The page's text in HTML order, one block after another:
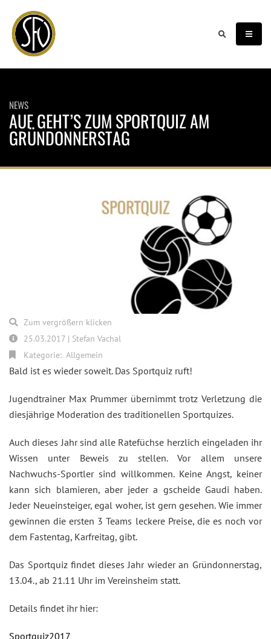
NEWS
AUF GEHT’S ZUM SPORTQUIZ AM
GRÜNDONNERSTAG
Bald ist es wieder soweit. Das Sportquiz ruft!
Jugendtrainer Max Prummer übernimmt trotz Verletzung die
diesjährige Moderation des traditionellen Sportquizes.
Auch dieses Jahr sind alle Ratefüchse herzlich eingeladen ihr
Wissen unter Beweis zu stellen. Vor allem unsere
Nachwuchs-Sportler sind willkommen. Keine Angst, keiner
kann sich blamieren, aber jeder a gscheide Gaudi haben.
Jeder Neueinsteiger, egal woher, ist gern gesehen. Wie immer
gewinnen die ersten 3 Teams leckere Preise, die es noch vor
dem Fastentag, Karfreitag, gibt.
Das Sportquiz findet dieses Jahr wieder an Gründonnerstag,
13.04., ab 21.11 Uhr im Vereinsheim statt.
Details findet ihr hier:
Sportquiz2017
Zum vergrößern klicken
25.03.2017 | Stefan Vachal
Kategorie: Allgemein